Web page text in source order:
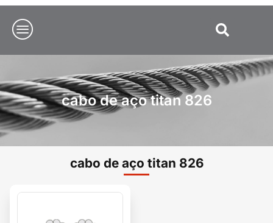
cabo de aço titan 826
cabo de aço titan 826